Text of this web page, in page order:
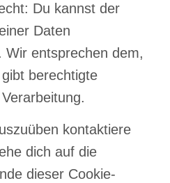
Du kannst der
Daten
Wir entsprechen dem,
berechtigte
kontaktiere
dich auf die
dieser Cookie-